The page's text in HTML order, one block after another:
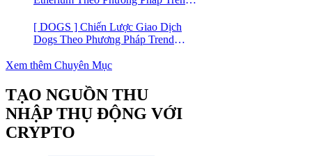
[ DOGS ] Chiến Lược Giao Dịch
Dogs Theo Phương Pháp Trend
Yết trên Binance
Xem thêm Chuyên Mục
TẠO NGUỒN THU
NHẬP THỤ ĐỘNG VỚI
CRYPTO